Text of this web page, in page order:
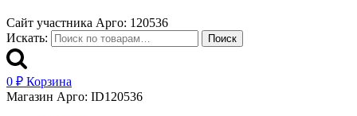
Сайт участника Арго: 120536
Искать:
Поиск
0 ₽ Корзина
Магазин Арго: ID120536